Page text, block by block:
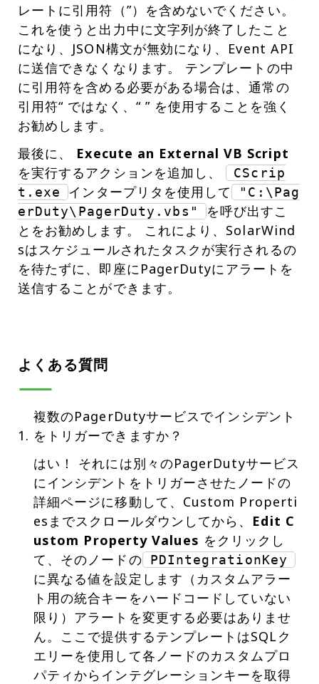
レートに引用符（”）を含めないでください。
これを使うと出力中に文字列が終了したこと
になり、JSON構文が無効になり、Event API
に送信できなくなります。 テンプレートの中
に引用符を含める必要がある場合は、通常の
引用符“ ではなく、“ ” を使用することを強く
お勧めします。
最後に、 Execute an External VB Script
を実行するアクションを追加し、 CScrip
t.exe
インタープリタを使用して
"C:\Pag
erDuty\PagerDuty.vbs"
を呼び出すこ
とをお勧めします。 これにより、SolarWind
sはスケジュールされたタスクが実行されるの
を待たずに、即座にPagerDutyにアラートを
送信することができます。
よくある質問
複数のPagerDutyサービスでインシデント
をトリガーできますか？
はい！ それには別々のPagerDutyサービス
にインシデントをトリガーさせたノードの
詳細ページに移動して、Custom Properti
esまでスクロールダウンしてから、 Edit C
ustom Property Values をクリックし
て、そのノードの
PDIntegrationKey
に異なる値を設定します（カスタムアラー
ト用の統合キーをハードコードしていない
限り）アラートを変更する必要はありませ
ん。ここで提供するテンプレートはSQLク
エリーを使用して各ノードのカスタムプロ
パティからインテグレーションキーを取得